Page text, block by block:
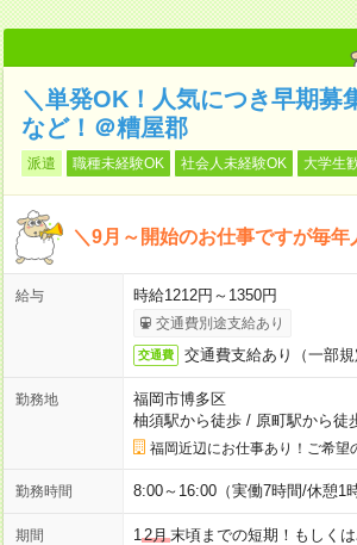
＼単発OK！人気につき早期募
など！＠糟屋郡
派遣 職種未経験OK 社会人未経験OK 大学生
＼9月～開始のお仕事ですが毎
給与 時給1212円～1350円
交通費別途支給あり
交通費 交通費支給あり（一部規
勤務地
福岡市博多区
柚須駅から徒歩/ 原町駅から徒
福岡近辺にお仕事あり！ご希望
勤務時間 8:00～16:00（実働7時間/休憩1時
期間 1 2月末頃までの短期！もしくは